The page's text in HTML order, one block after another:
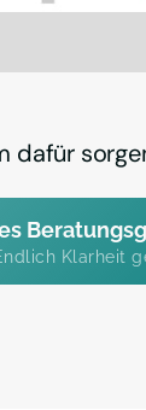
dafür
Klarheit